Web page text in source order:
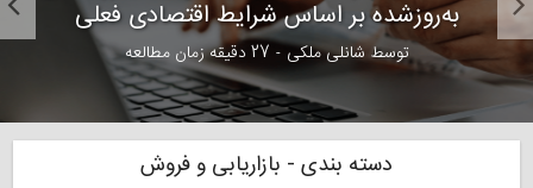
به‌روزشده بر اساس شرایط اقتصادی فعلی
توسطشانلی ملکی 27 دقیقه زمان مطالعه
دسته بندی - بازاریابی و فروش